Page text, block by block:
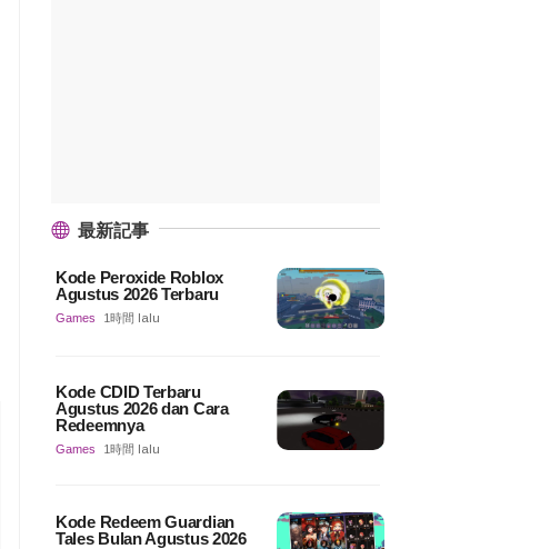
最新記事
Kode Peroxide Roblox
Agustus 2026 Terbaru
Games 1時間 lalu
Kode CDID Terbaru
Agustus 2026 dan Cara
Redeemnya
Games 1時間 lalu
Kode Redeem Guardian
Tales Bulan Agustus 2026